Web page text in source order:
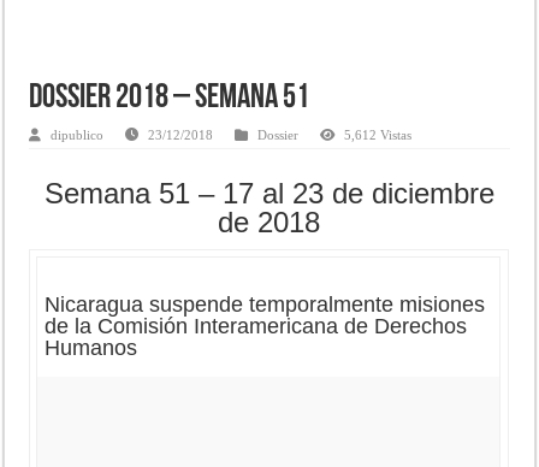
Dossier 2018 – Semana 51
dipublico 23/12/2018 Dossier 5,612 Vistas
Semana 51 – 17 al 23 de diciembre
de 2018
Nicaragua suspende temporalmente misiones
de la Comisión Interamericana de Derechos
Humanos